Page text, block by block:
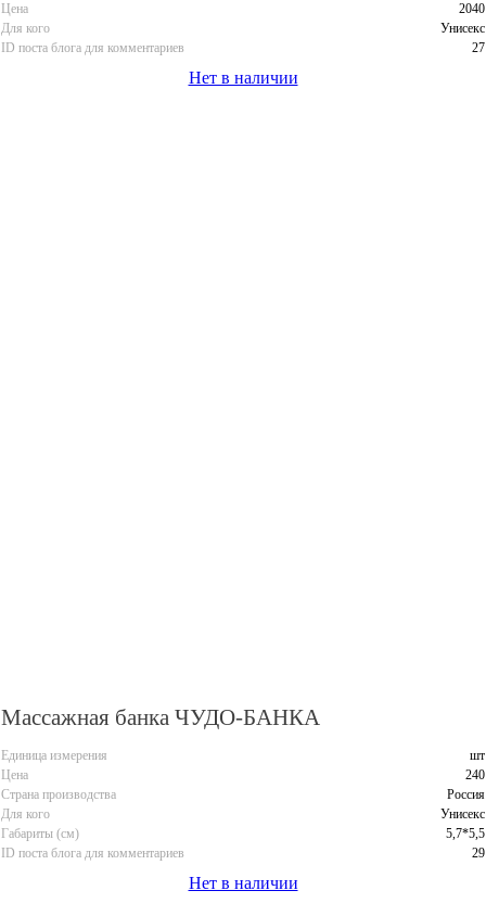
Цена
2040
Для кого
Унисекс
ID поста блога для комментариев
27
Нет в наличии
Массажная банка ЧУДО-БАНКА
Единица измерения
шт
Цена
240
Страна производства
Россия
Для кого
Унисекс
Габариты (см)
5,7*5,5
ID поста блога для комментариев
29
Нет в наличии